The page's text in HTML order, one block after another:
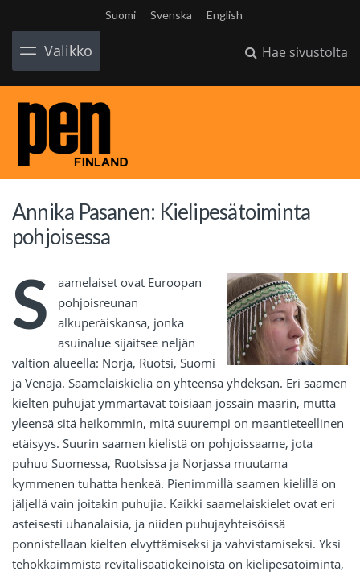
Suomi Svenska English
Valikko Hae sivustolta
Annika Pasanen: Kielipesätoiminta
pohjoisessa
S
aamelaiset ovat Euroopan
pohjoisreunan
alkuperäiskansa, jonka
asuinalue sijaitsee neljän
valtion alueella: Norja, Ruotsi, Suomi
ja Venäjä. Saamelaiskieliä on yhteensä yhdeksän. Eri saamen
kielten puhujat ymmärtävät toisiaan jossain määrin, mutta
yleensä sitä heikommin, mitä suurempi on maantieteellinen
etäisyys. Suurin saamen kielistä on pohjoissaame, jota
puhuu Suomessa, Ruotsissa ja Norjassa muutama
kymmenen tuhatta henkeä. Pienimmillä saamen kielillä on
jäljellä vain joitakin puhujia. Kaikki saamelaiskielet ovat eri
asteisesti uhanalaisia, ja niiden puhujayhteisöissä
ponnistellaan kielten elvyttämiseksi ja vahvistamiseksi. Yksi
tehokkaimmista revitalisaatiokeinoista on kielipesätoiminta,